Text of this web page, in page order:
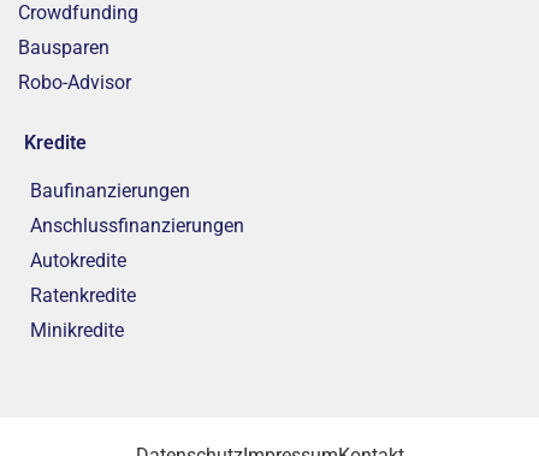
Crowdfunding
Bausparen
Robo-Advisor
Kredite
Baufinanzierungen
Anschlussfinanzierungen
Autokredite
Ratenkredite
Minikredite